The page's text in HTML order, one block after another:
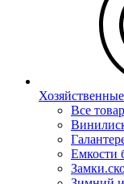
Все
Емкости